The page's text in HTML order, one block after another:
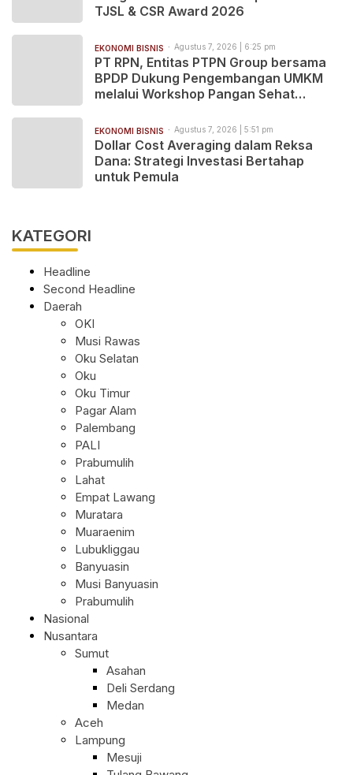
TJSL & CSR Award 2026
EKONOMI BISNIS Agustus 7, 2026 | 6:25 pm
PT RPN, Entitas PTPN Group bersama
BPDP Dukung Pengembangan UMKM
melalui Workshop Pangan Sehat
EKONOMI BISNIS Agustus 7, 2026 | 5:51 pm
Dollar Cost Averaging dalam Reksa
Dana: Strategi Investasi Bertahap
untuk Pemula
KATEGORI
Headline
Second Headline
Daerah
OKI
Musi Rawas
Oku Selatan
Oku
Oku Timur
Pagar Alam
Palembang
PALI
Prabumulih
Lahat
Empat Lawang
Muratara
Muaraenim
Lubukliggau
Banyuasin
Musi Banyuasin
Prabumulih
Nasional
Nusantara
Sumut
Asahan
Deli Serdang
Medan
Aceh
Lampung
Mesuji